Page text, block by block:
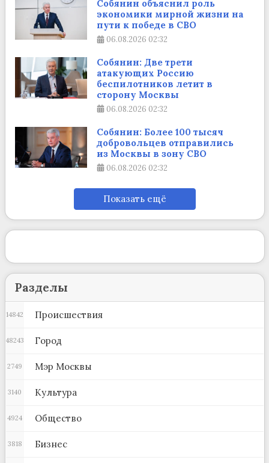
Собянин объяснил роль
экономики мирной жизни на
пути к победе в СВО
06.08.2026 02:32
Собянин: Две трети
атакующих Россию
беспилотников летит в
сторону Москвы
06.08.2026 02:32
Собянин: Более 100 тысяч
добровольцев отправились
из Москвы в зону СВО
06.08.2026 02:32
Показать ещё
Разделы
Происшествия
14842
Город
48243
Мэр Москвы
2749
Культура
3140
Общество
4924
Бизнес
3818